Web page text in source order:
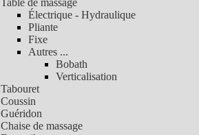
Table de massage
Électrique - Hydraulique
Pliante
Fixe
Autres ...
Bobath
Verticalisation
Tabouret
Coussin
Guéridon
Chaise de massage